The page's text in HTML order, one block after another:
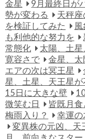
金星
9月最終日が
勢が変わる
天秤座
を検証してみた
も利他的な努力を
常態化
太陽、土
寛容さで
金星、
エアの次は冥王星
星、土星、天王星
15日に大きな壁
微笑む日
皆既月
梅雨入り？
幸運
変異株の元凶、天